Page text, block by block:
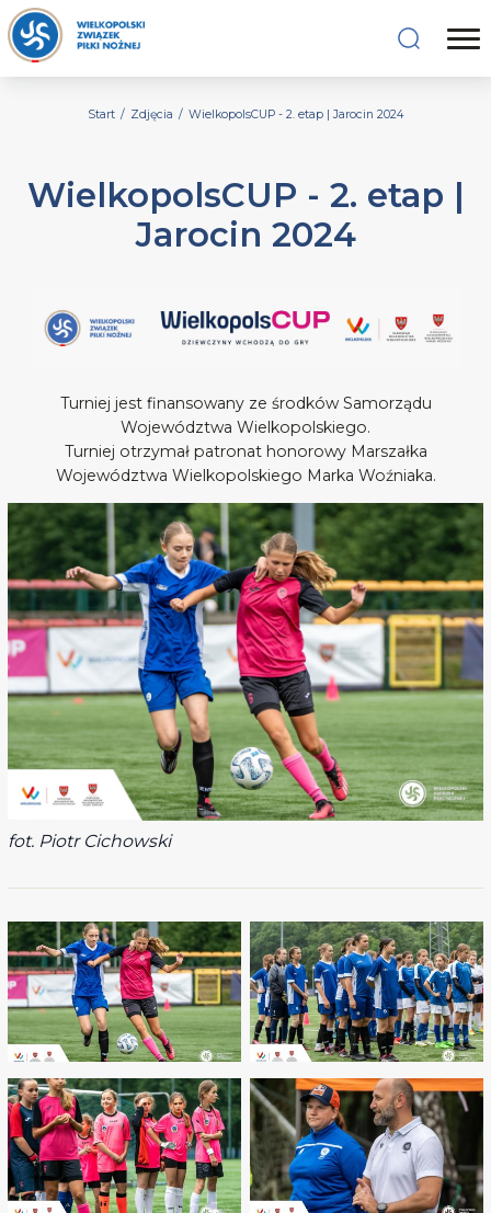
Start / Zdjęcia / WielkopolsCUP - 2. etap | Jarocin 2024
WielkopolsCUP - 2. etap |
Jarocin 2024
Turniej jest finansowany ze środków Samorządu
Województwa Wielkopolskiego.
Turniej otrzymał patronat honorowy Marszałka
Województwa Wielkopolskiego Marka Woźniaka.
fot. Piotr Cichowski